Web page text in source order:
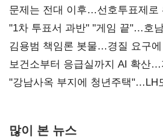
문제는 전대 이후…선호투표제로
불복'
"1차 투표서 과반" "게임 끝"…호
김용범 책임론 봇물…경질 요구에
보건소부터 응급실까지 AI 확산
"강남사옥 부지에 청년주택"…LH
많이 본 뉴스